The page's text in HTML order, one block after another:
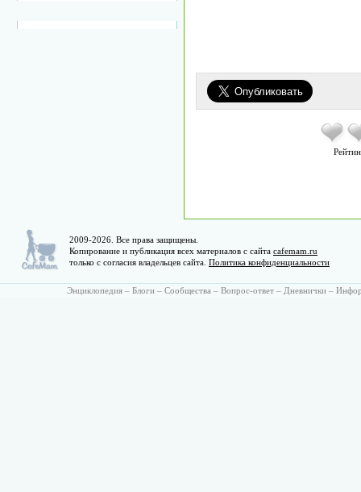
2009-2026. Все права защищены.
Копирование и публикация всех материалов с сайта cafemam.ru
только с согласия владельцев сайта. Политика конфиденциальности
Энциклопедия – Блоги – Сообщества – Вопрос-ответ – Дневнички –